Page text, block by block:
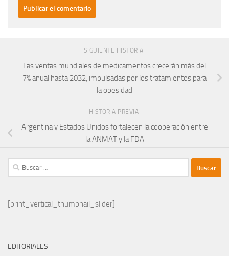
SIGUIENTE HISTORIA
Las ventas mundiales de medicamentos crecerán más del
7% anual hasta 2032, impulsadas por los tratamientos para
la obesidad
HISTORIA PREVIA
Argentina y Estados Unidos fortalecen la cooperación entre
la ANMAT y la FDA
Buscar:
[print_vertical_thumbnail_slider]
EDITORIALES